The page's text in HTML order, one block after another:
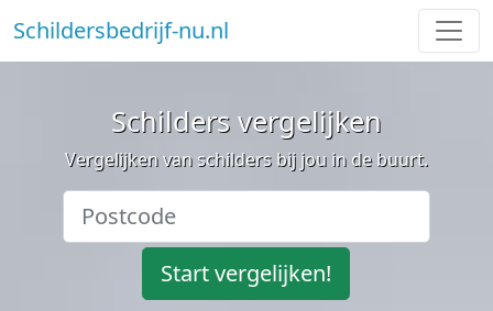
Schildersbedrijf-nu.nl
Schilders vergelijken
Vergelijken van schilders bij jou in de buurt.
Start vergelijken!